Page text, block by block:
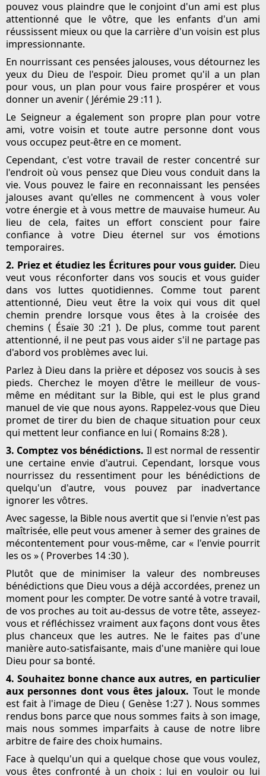
pouvez vous plaindre que le conjoint d'un ami est plus
attentionné que le vôtre, que les enfants d'un ami
réussissent mieux ou que la carrière d'un voisin est plus
impressionnante.
En nourrissant ces pensées jalouses, vous détournez les
yeux du Dieu de l'espoir. Dieu promet qu'il a un plan
pour vous, un plan pour vous faire prospérer et vous
donner un avenir ( Jérémie 29 :11 ).
Le Seigneur a également son propre plan pour votre
ami, votre voisin et toute autre personne dont vous
vous occupez peut-être en ce moment.
Cependant, c'est votre travail de rester concentré sur
l'endroit où vous pensez que Dieu vous conduit dans la
vie. Vous pouvez le faire en reconnaissant les pensées
jalouses avant qu'elles ne commencent à vous voler
votre énergie et à vous mettre de mauvaise humeur. Au
lieu de cela, faites un effort conscient pour faire
confiance à votre Dieu éternel sur vos émotions
temporaires.
2. Priez et étudiez les Écritures pour vous guider. Dieu
veut vous réconforter dans vos soucis et vous guider
dans vos luttes quotidiennes. Comme tout parent
attentionné, Dieu veut être la voix qui vous dit quel
chemin prendre lorsque vous êtes à la croisée des
chemins ( Ésaïe 30 :21 ). De plus, comme tout parent
attentionné, il ne peut pas vous aider s'il ne partage pas
d'abord vos problèmes avec lui.
Parlez à Dieu dans la prière et déposez vos soucis à ses
pieds. Cherchez le moyen d'être le meilleur de vous-
même en méditant sur la Bible, qui est le plus grand
manuel de vie que nous ayons. Rappelez-vous que Dieu
promet de tirer du bien de chaque situation pour ceux
qui mettent leur confiance en lui ( Romains 8:28 ).
3. Comptez vos bénédictions. Il est normal de ressentir
une certaine envie d'autrui. Cependant, lorsque vous
nourrissez du ressentiment pour les bénédictions de
quelqu'un d'autre, vous pouvez par inadvertance
ignorer les vôtres.
Avec sagesse, la Bible nous avertit que si l'envie n'est pas
maîtrisée, elle peut vous amener à semer des graines de
mécontentement pour vous-même, car « l'envie pourrit
les os » ( Proverbes 14 :30 ).
Plutôt que de minimiser la valeur des nombreuses
bénédictions que Dieu vous a déjà accordées, prenez un
moment pour les compter. De votre santé à votre travail,
de vos proches au toit au-dessus de votre tête, asseyez-
vous et réfléchissez vraiment aux façons dont vous êtes
plus chanceux que les autres. Ne le faites pas d'une
manière auto-satisfaisante, mais d'une manière qui loue
Dieu pour sa bonté.
4. Souhaitez bonne chance aux autres, en particulier
aux personnes dont vous êtes jaloux. Tout le monde
est fait à l'image de Dieu ( Genèse 1:27 ). Nous sommes
rendus bons parce que nous sommes faits à son image,
mais nous sommes imparfaits à cause de notre libre
arbitre de faire des choix humains.
Face à quelqu'un qui a quelque chose que vous voulez,
vous êtes confronté à un choix : lui en vouloir ou lui